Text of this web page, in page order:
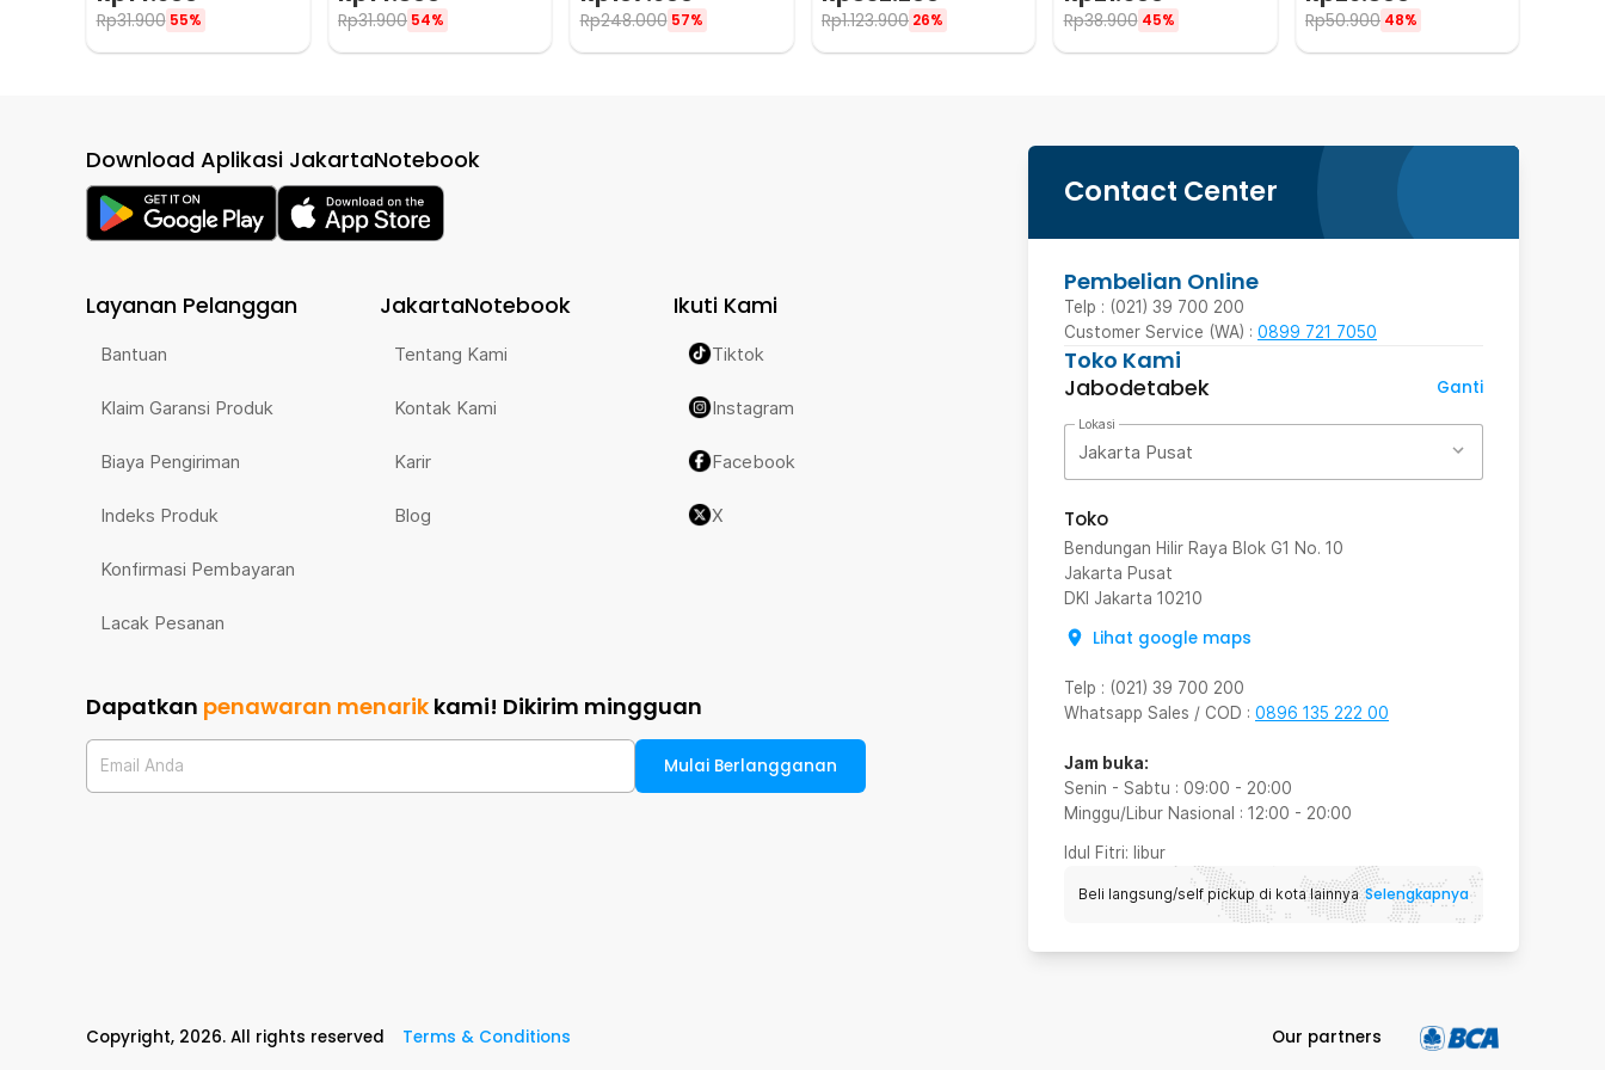
Rp31.900 55% Rp31.900 54% Rp248.000 57% Rp1.123.900 26% Rp38.900 45% Rp50.900 48%
Contact Center
Pembelian Online
Telp : (021) 39 700 200
Customer Service (WA) : 0899 721 7050
Toko Kami
Jabodetabek
Ganti
Lokasi
Jakarta Pusat
Toko
Bendungan Hilir Raya Blok G1 No. 10
Jakarta Pusat
DKI Jakarta 10210
Lihat google maps
Telp : (021) 39 700 200
Whatsapp Sales / COD : 0896 135 222 00
Jam buka:
Senin - Sabtu : 09:00 - 20:00
Minggu/Libur Nasional : 12:00 - 20:00
Idul Fitri: libur
Beli langsung/self pickup di kota lainnya Selengkapnya
Download Aplikasi JakartaNotebook
Layanan Pelanggan
Bantuan
Klaim Garansi Produk
Biaya Pengiriman
Indeks Produk
Konfirmasi Pembayaran
Lacak Pesanan
JakartaNotebook
Tentang Kami
Kontak Kami
Karir
Blog
Ikuti Kami
Tiktok
Instagram
Facebook
X
Dapatkan penawaran menarik kami! Dikirim mingguan
Email Anda Mulai Berlangganan
Copyright, 2026. All rights reserved Terms & Conditions Our partners